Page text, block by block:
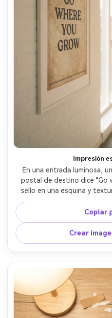
Impresión
En una entrada luminosa,
postal de destino dice "Go
sello en una esquina y
tipografía serif moderna,
desenfocada al fondo, luz
f/1.8, encuadre vertical con
viajero optimista, sombras
alta
Copiar
Crear